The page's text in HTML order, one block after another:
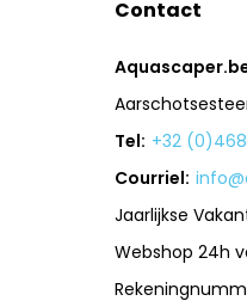
Contact
Tel: +32
Courriel:
Jaarlijkse
Webshop 24h